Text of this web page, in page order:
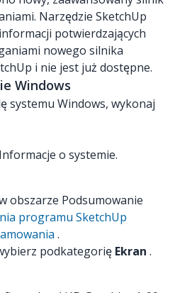
Narzędzie SketchUp
potwierdzających
nowego silnika
i nie jest już dostępne.
Windows
systemu Windows, wykonaj
o systemie.
obszarze Podsumowanie
programu SketchUp
.
podkategorię Ekran .